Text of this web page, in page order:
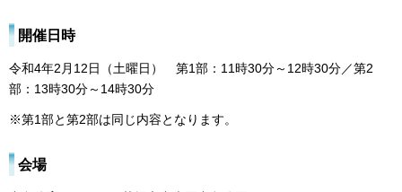
開催日時
令和4年2月12日（土曜日） 第1部：11時30分～12時30分／第2
部：13時30分～14時30分
※第1部と第2部は同じ内容となります。
会場